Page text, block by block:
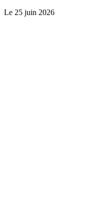
Le 25 juin 2026